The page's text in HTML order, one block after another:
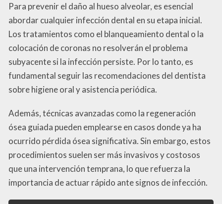
Para prevenir el daño al hueso alveolar, es esencial
abordar cualquier infección dental en su etapa inicial.
Los tratamientos como el blanqueamiento dental o la
colocación de coronas no resolverán el problema
subyacente si la infección persiste. Por lo tanto, es
fundamental seguir las recomendaciones del dentista
sobre higiene oral y asistencia periódica.
Además, técnicas avanzadas como la regeneración
ósea guiada pueden emplearse en casos donde ya ha
ocurrido pérdida ósea significativa. Sin embargo, estos
procedimientos suelen ser más invasivos y costosos
que una intervención temprana, lo que refuerza la
importancia de actuar rápido ante signos de infección.